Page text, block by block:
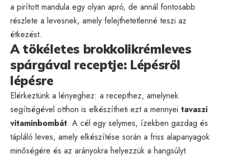
a pirított mandula egy olyan apró, de annál fontosabb
részlete a levesnek, amely felejthetetlenné teszi az
étkezést.
A tökéletes brokkolikrémleves
spárgával receptje: Lépésről
lépésre
Elérkeztünk a lényeghez: a recepthez, amelynek
segítségével otthon is elkészítheti ezt a mennyei tavaszi
vitaminbombát. A cél egy selymes, ízekben gazdag és
tápláló leves, amely elkészítése során a friss alapanyagok
minőségére és az arányokra helyezzük a hangsúlyt.